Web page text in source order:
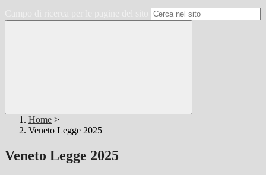
Home >
Veneto Legge 2025
Veneto Legge 2025